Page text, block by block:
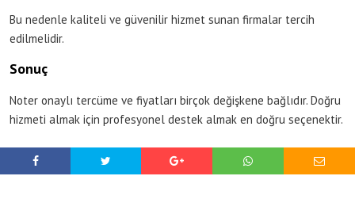
Bu nedenle kaliteli ve güvenilir hizmet sunan firmalar tercih
edilmelidir.
Sonuç
Noter onaylı tercüme ve fiyatları birçok değişkene bağlıdır. Doğru
hizmeti almak için profesyonel destek almak en doğru seçenektir.